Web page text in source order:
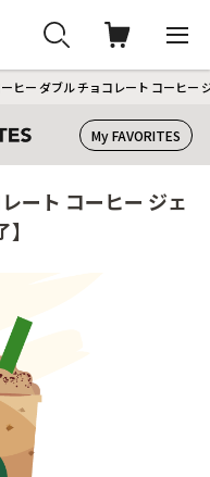
ヒー ダブル チョコレート コーヒー
My FAVORITES
ート コーヒー ジェ